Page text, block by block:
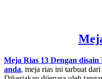
Meja Rias 13 Dengan
anda, meja rias ini tarbuat